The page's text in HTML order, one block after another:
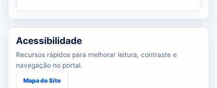
Acessibilidade
Recursos rápidos para melhorar leitura, contraste e
navegação no portal.
Mapa do Site